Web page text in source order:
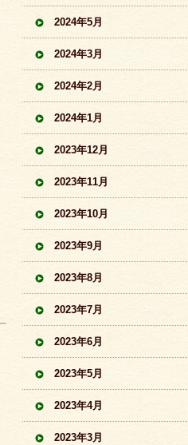
2024年5月
2024年3月
2024年2月
2024年1月
2023年12月
2023年11月
2023年10月
2023年9月
2023年8月
2023年7月
2023年6月
2023年5月
2023年4月
2023年3月